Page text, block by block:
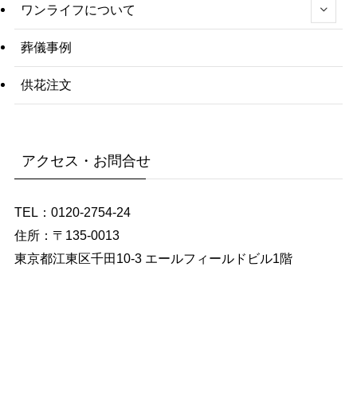
ワンライフについて
葬儀事例
供花注文
アクセス・お問合せ
TEL：0120-2754-24
住所：〒135-0013
東京都江東区千田10-3 エールフィールドビル1階